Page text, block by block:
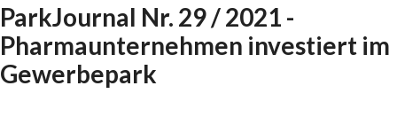
ParkJournal Nr. 29 / 2021 -
Pharmaunternehmen investiert im
Gewerbepark